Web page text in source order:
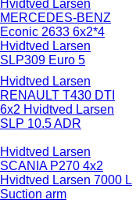
Hvidtved Larsen
MERCEDES-BENZ
Econic 2633 6x2*4
Hvidtved Larsen
SLP309 Euro 5
Hvidtved Larsen
RENAULT T430 DTI
6x2 Hvidtved Larsen
SLP 10.5 ADR
Hvidtved Larsen
SCANIA P270 4x2
Hvidtved Larsen 7000 L
Suction arm